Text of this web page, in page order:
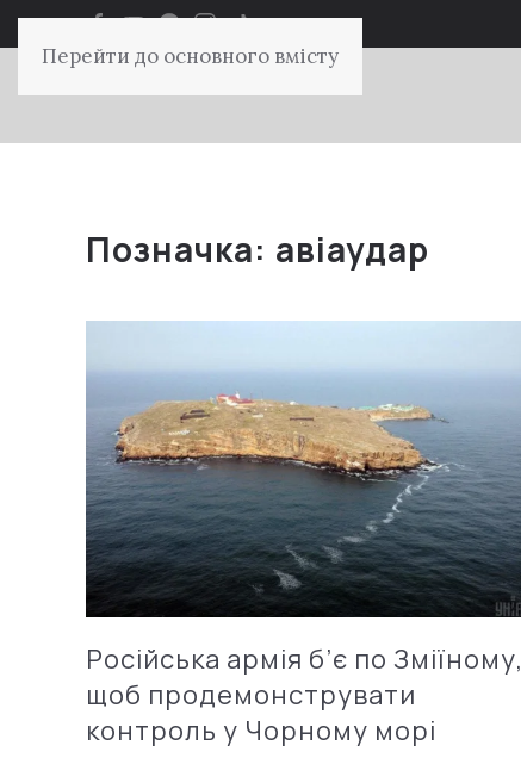
Перейти до основного вмісту
Позначка: авіаудар
Російська армія б’є по Зміїному,
щоб продемонструвати
контроль у Чорному морі